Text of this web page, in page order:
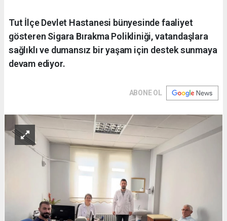
Tut İlçe Devlet Hastanesi bünyesinde faaliyet
gösteren Sigara Bırakma Polikliniği, vatandaşlara
sağlıklı ve dumansız bir yaşam için destek sunmaya
devam ediyor.
ABONE OL